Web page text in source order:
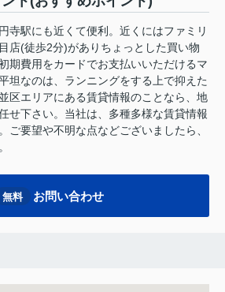
寺駅にも近くて便利。近くにはファミリ
店(徒歩2分)がありちょっとした買い物
期費用をカードでお支払いいただけるマ
坦なのは、ランニングをする上で抑えた
区エリアにある賃貸情報のことなら、地
せ下さい。当社は、多種多様な賃貸情報
ご要望や不明な点などございましたら、
無料 お問い合わせ